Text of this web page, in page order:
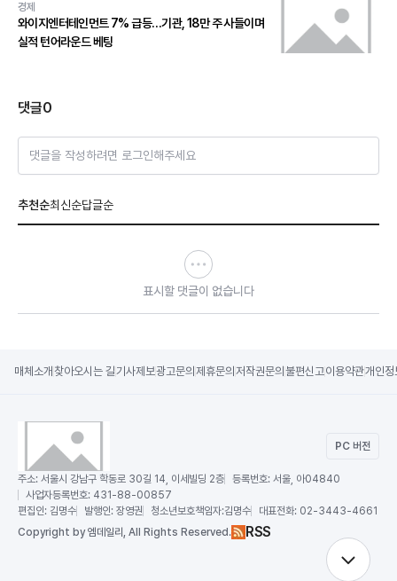
경제
와이지엔터테인먼트 7% 급등…기관, 18만 주 사들이며
실적 턴어라운드 베팅
댓글0
댓글을 작성하려면 로그인해주세요
추천순최신순답글순
표시할 댓글이 없습니다
매체소개 찾아오시는 길기사제보광고문의 제휴문의 저작권문의 불편신고이용약관개인정
PC 버전
주소: 서울시 강남구 학동로 30길 14, 이세빌딩 2층 등록번호: 서울, 아04840
사업자등록번호: 431-88-00857
편집인: 김명수 발행인: 장영권 청소년보호책임자:김명수 대표전화: 02-3443-4661
Copyright by 엠데일리, All Rights Reserved. RSS